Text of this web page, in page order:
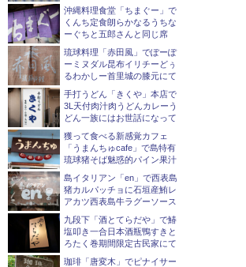
ョ
ン
沖縄料理食堂「ちまぐー」で
くんち定食朗らかなるうちな
ーぐちと五郎さんと同じ席
琉球料理「赤田風」でぽーぽ
ーミヌダル昆布イリチーどぅ
るわかしー首里城の膝元にて
手打うどん「きくや」本店で
3L天付肉汁肉うどんカレーう
どん一族にはお世話になって
獲って食べる新感覚カフェ
「うまんちゅcafe」で島特有
琉球猪そば魅惑的パイン果汁
島イタリアン「en」で西表島
猪カルパッチョに石垣産鮪レ
アカツ西表島牛ラグーソース
九段下「酒とてらだや」で鰆
塩叩き一合日本酒瓶鴨すきと
ろたく巻期間限定古民家にて
珈琲「唐変木」でピナイサー